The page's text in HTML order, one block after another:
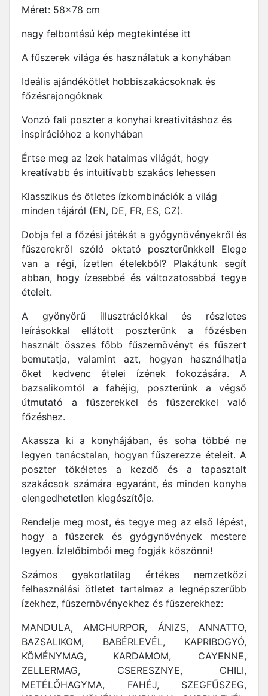
Méret: 58x78 cm
nagy felbontású kép megtekintése itt
A fűszerek világa és használatuk a konyhában
Ideális ajándékötlet hobbiszakácsoknak és
főzésrajongóknak
Vonzó fali poszter a konyhai kreativitáshoz és
inspirációhoz a konyhában
Értse meg az ízek hatalmas világát, hogy
kreatívabb és intuitívabb szakács lehessen
Klasszikus és ötletes ízkombinációk a világ
minden tájáról (EN, DE, FR, ES, CZ).
Dobja fel a főzési játékát a gyógynövényekről és
fűszerekről szóló oktató poszterünkkel! Elege
van a régi, ízetlen ételekből? Plakátunk segít
abban, hogy ízesebbé és változatosabbá tegye
ételeit.
A gyönyörű illusztrációkkal és részletes
leírásokkal ellátott poszterünk a főzésben
használt összes főbb fűszernövényt és fűszert
bemutatja, valamint azt, hogyan használhatja
őket kedvenc ételei ízének fokozására. A
bazsalikomtól a fahéjig, poszterünk a végső
útmutató a fűszerekkel és fűszerekkel való
főzéshez.
Akassza ki a konyhájában, és soha többé ne
legyen tanácstalan, hogyan fűszerezze ételeit. A
poszter tökéletes a kezdő és a tapasztalt
szakácsok számára egyaránt, és minden konyha
elengedhetetlen kiegészítője.
Rendelje meg most, és tegye meg az első lépést,
hogy a fűszerek és gyógynövények mestere
legyen. Ízlelőbimbói meg fogják köszönni!
Számos gyakorlatilag értékes nemzetközi
felhasználási ötletet tartalmaz a legnépszerűbb
ízekhez, fűszernövényekhez és fűszerekhez:
MANDULA, AMCHURPOR, ÁNIZS, ANNATTO,
BAZSALIKOM, BABÉRLEVÉL, KAPRIBOGYÓ,
KÖMÉNYMAG, KARDAMOM, CAYENNE,
ZELLERMAG, CSERESZNYE, CHILI,
METÉLŐHAGYMA, FAHÉJ, SZEGFŰSZEG,